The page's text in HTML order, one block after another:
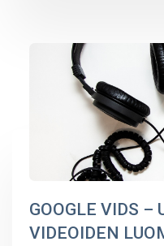
GOOGLE VIDS –
VIDEOIDEN